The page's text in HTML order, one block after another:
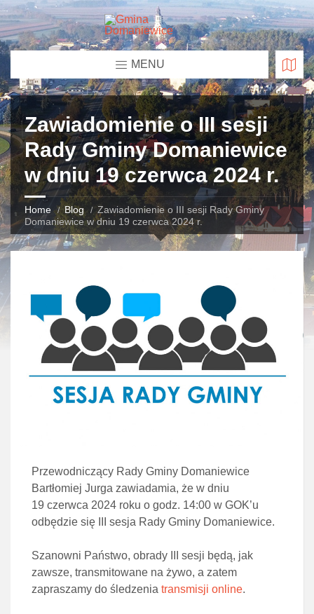
MENU
Zawiadomienie o III sesji
Rady Gminy Domaniewice
w dniu 19 czerwca 2024 r.
Home Blog
Zawiadomienie o III sesji Rady Gminy
Domaniewice w dniu 19 czerwca 2024 r.
Przewodniczący Rady Gminy Domaniewice
Bartłomiej Jurga zawiadamia, że w dniu
19 czerwca 2024 roku o godz. 14:00 w GOK’u
odbędzie się III sesja Rady Gminy Domaniewice.
Szanowni Państwo, obrady III sesji będą, jak
zawsze, transmitowane na żywo, a zatem
zapraszamy do śledzenia transmisji online.